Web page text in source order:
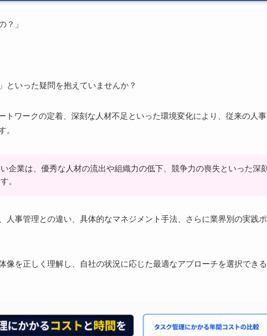
？」
といった疑問を抱えていませんか？
トワークの定着、深刻な人材不足といった環境変化により、従来の人
。
企業は、優秀な人材の流出や組織力の低下、競争力の喪失といった深
。
人事管理との違い、具体的なマネジメント手法、さらに業界別の実践
像を正しく理解し、自社の状況に応じた最適なアプローチを選択でき